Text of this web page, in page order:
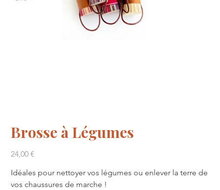
Brosse à Légumes
24,00 €
Idéales pour nettoyer vos légumes ou enlever la terre de
vos chaussures de marche !